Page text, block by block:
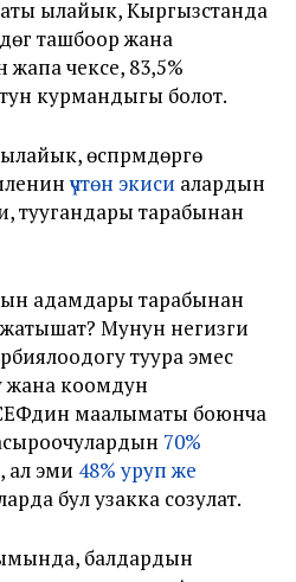
ылайык, Кыргызстанда
ташбоор жана
чексе, 83,5%
курмандыгы болот.
өспүрүмдөргө
үчтөн экиси алардын
туугандары тарабынан
адамдары тарабынан
Мунун негизги
туура эмес
жана коомдун
маалыматы боюнча
70%
, ал эми 48% уруп же
бул узакка созулат.
балдардын